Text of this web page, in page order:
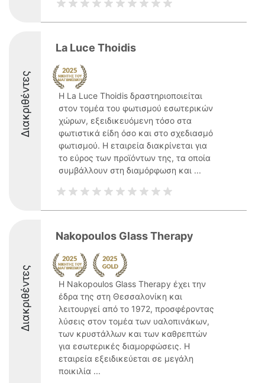
Διακριθέντες
La Luce Thoidis
Η La Luce Thoidis δραστηριοποιείται
στον τομέα του φωτισμού εσωτερικών
χώρων, εξειδικευόμενη τόσο στα
φωτιστικά είδη όσο και στο σχεδιασμό
φωτισμού. Η εταιρεία διακρίνεται για
το εύρος των προϊόντων της, τα οποία
συμβάλλουν στη διαμόρφωση και ...
Διακριθέντες
Nakopoulos Glass Therapy
Η Nakopoulos Glass Therapy έχει την
έδρα της στη Θεσσαλονίκη και
λειτουργεί από το 1972, προσφέροντας
λύσεις στον τομέα των υαλοπινάκων,
των κρυστάλλων και των καθρεπτών
για εσωτερικές διαμορφώσεις. Η
εταιρεία εξειδικεύεται σε μεγάλη
ποικιλία ...